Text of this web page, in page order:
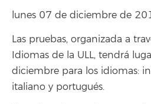
lunes 07 de diciembre de
Las pruebas, organizada a
Idiomas de la ULL, tendrá
diciembre para los idiomas:
italiano y portugués.